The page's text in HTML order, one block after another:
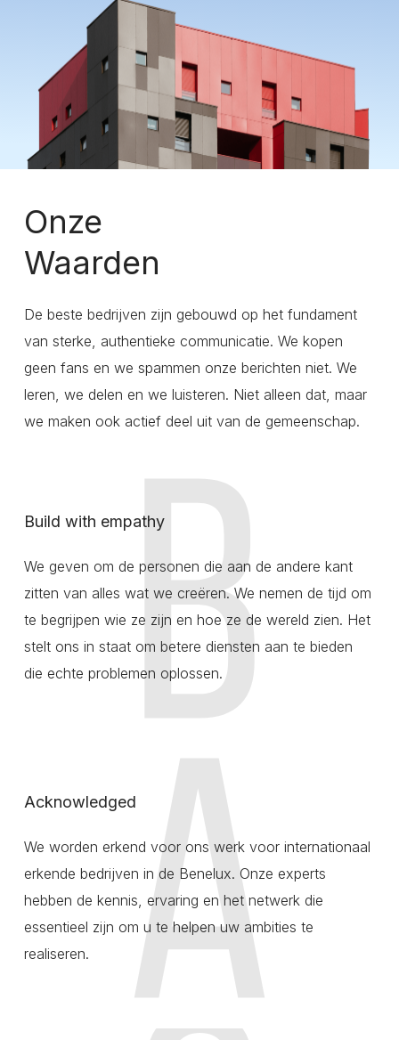
Onze
Waarden
De beste bedrijven zijn gebouwd op het fundament
van sterke, authentieke communicatie. We kopen
geen fans en we spammen onze berichten niet. We
leren, we delen en we luisteren. Niet alleen dat, maar
we maken ook actief deel uit van de gemeenschap.
Build with empathy
We geven om de personen die aan de andere kant
zitten van alles wat we creëren. We nemen de tijd om
te begrijpen wie ze zijn en hoe ze de wereld zien. Het
stelt ons in staat om betere diensten aan te bieden
die echte problemen oplossen.
Acknowledged
We worden erkend voor ons werk voor internationaal
erkende bedrijven in de Benelux. Onze experts
hebben de kennis, ervaring en het netwerk die
essentieel zijn om u te helpen uw ambities te
realiseren.